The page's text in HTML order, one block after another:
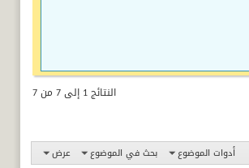
النتائج 1 إلى 7 من 7
أدوات الموضوع بحث في الموضوع عرض